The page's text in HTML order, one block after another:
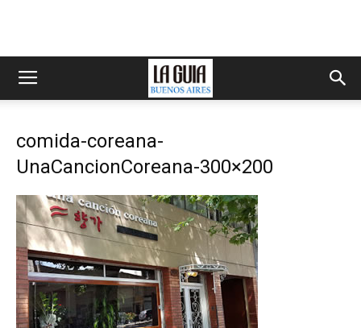
comida-coreana-
UnaCancionCoreana-300×200